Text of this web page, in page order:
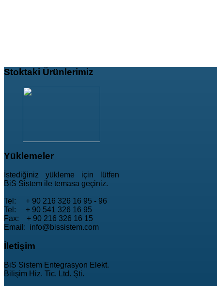
Stoktaki Ürünlerimiz
Yüklemeler
İstediğiniz yükleme için lütfen
BiS Sistem ile temasa geçiniz.
Tel: + 90 216 326 16 95 - 96
Tel: + 90 541 326 16 95
Fax: + 90 216 326 16 15
Email: info@bissistem.com
İletişim
BiS Sistem Entegrasyon Elekt.
Bilişim Hiz. Tic. Ltd. Şti.